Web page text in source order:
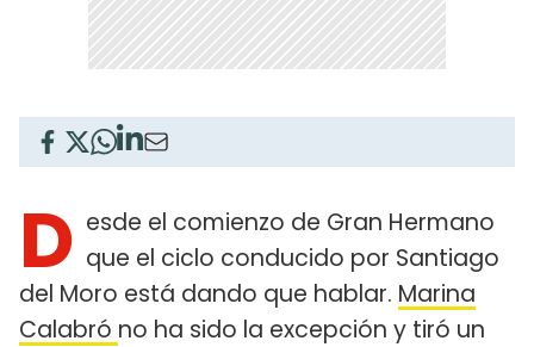
D esde el comienzo de Gran Hermano
que el ciclo conducido por Santiago
del Moro está dando que hablar. Marina
Calabró no ha sido la excepción y tiró un